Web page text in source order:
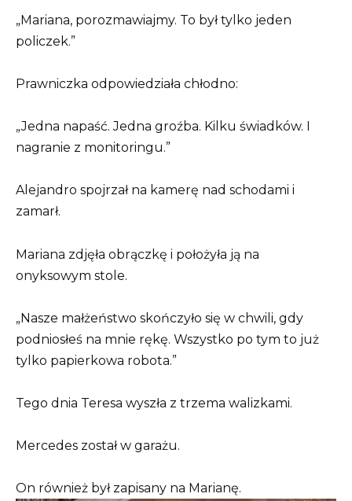
„Mariana, porozmawiajmy. To był tylko jeden
policzek.”
Prawniczka odpowiedziała chłodno:
„Jedna napaść. Jedna groźba. Kilku świadków. I
nagranie z monitoringu.”
Alejandro spojrzał na kamerę nad schodami i
zamarł.
Mariana zdjęła obrączkę i położyła ją na
onyksowym stole.
„Nasze małżeństwo skończyło się w chwili, gdy
podniosłeś na mnie rękę. Wszystko po tym to już
tylko papierkowa robota.”
Tego dnia Teresa wyszła z trzema walizkami.
Mercedes został w garażu.
On również był zapisany na Marianę.